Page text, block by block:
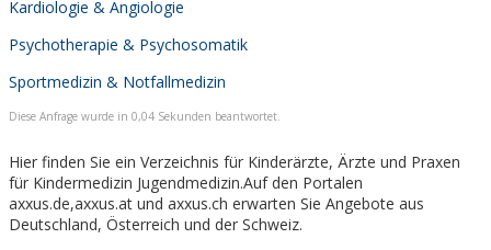
Kardiologie & Angiologie
Psychotherapie & Psychosomatik
Sportmedizin & Notfallmedizin
Diese Anfrage wurde in 0,04 Sekunden beantwortet.
Hier finden Sie ein Verzeichnis für Kinderärzte, Ärzte und Praxen
für Kindermedizin Jugendmedizin.Auf den Portalen
axxus.de,axxus.at und axxus.ch erwarten Sie Angebote aus
Deutschland, Österreich und der Schweiz.